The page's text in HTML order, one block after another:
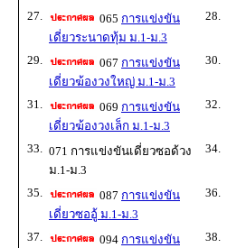
27.
065 การแข่งขัน
เดี่ยวระนาดทุ้ม ม.1-ม.3
28.
29.
067 การแข่งขัน
เดี่ยวฆ้องวงใหญ่ ม.1-ม.3
30.
31.
069 การแข่งขัน
เดี่ยวฆ้องวงเล็ก ม.1-ม.3
32.
33. 071 การแข่งขันเดี่ยวซอด้วง
ม.1-ม.3
34.
35.
087 การแข่งขัน
เดี่ยวซออู้ ม.1-ม.3
36.
37.
094 การแข่งขัน
38.